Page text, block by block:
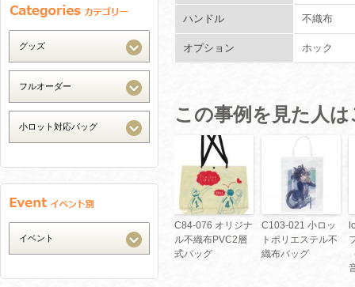
ハンドル 不織布
オプション ホック
この事例を見た人
C84-076 オリジナ
ル不織布PVC2層
式バッグ
C103-021 小ロッ
トポリエステル不
織布バッグ